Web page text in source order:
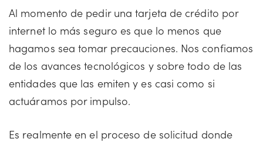
Al momento de pedir una tarjeta de crédito por
internet lo más seguro es que lo menos que
hagamos sea tomar precauciones. Nos confiamos
de los avances tecnológicos y sobre todo de las
entidades que las emiten y es casi como si
actuáramos por impulso.
Es realmente en el proceso de solicitud donde